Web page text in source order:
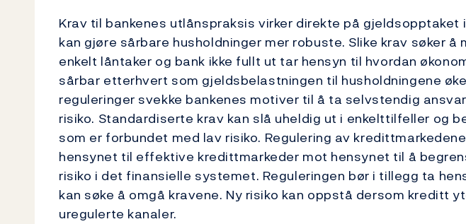
Krav til bankenes utlånspraksis virker direkte på gjeldsopptaket
kan gjøre sårbare husholdninger mer robuste. Slike krav søker å
enkelt låntaker og bank ikke fullt ut tar hensyn til hvordan
sårbar etterhvert som gjeldsbelastningen til husholdningene
reguleringer svekke bankenes motiver til å ta selvstendig
risiko. Standardiserte krav kan slå uheldig ut i enkelttilfeller og
som er forbundet med lav risiko. Regulering av
hensynet til effektive kredittmarkeder mot hensynet til å
risiko i det finansielle systemet. Reguleringen bør i tillegg ta
kan søke å omgå kravene. Ny risiko kan oppstå dersom kreditt
uregulerte kanaler.